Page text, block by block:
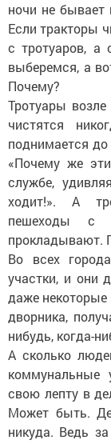
ночи не бывает
Если тракторы
с тротуаров, а
выберемся, а
Почему?
Тротуары
чистятся
поднимается
«Почему же
службе,
ходит!». А
пешеходы с
прокладывают.
Во всех
участки, и они
даже некоторые
дворника,
нибудь, когда-
А сколько
коммунальные
свою лепту в
Может быть.
никуда. Ведь